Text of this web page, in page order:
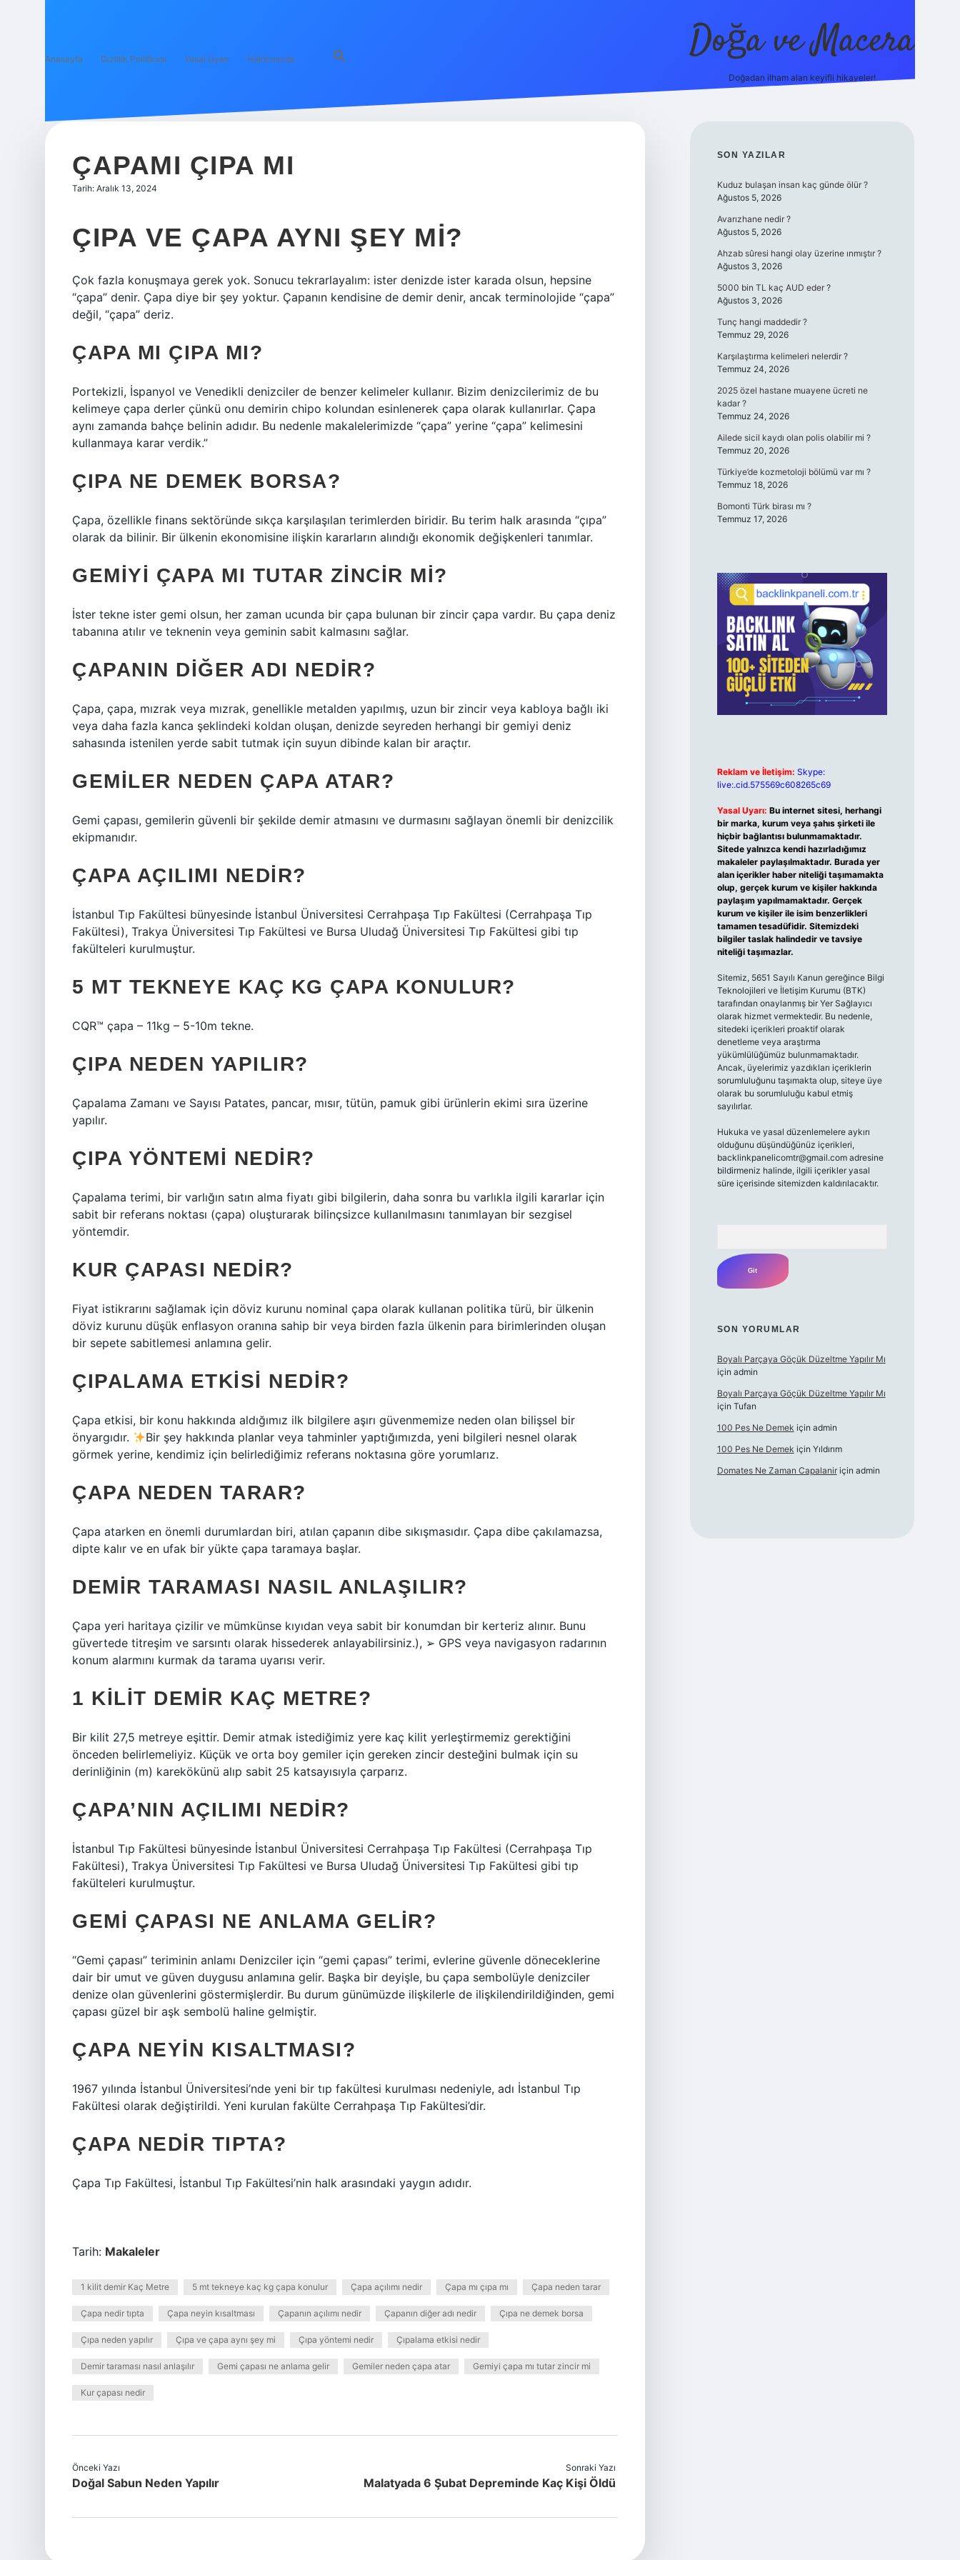
Anasayfa Gizlilik Politikası Yasal Uyarı Hakkımızda Doğa ve Macera
Doğadan ilham alan keyifli hikayeler!
ÇAPAMI ÇIPA MI
Tarih: Aralık 13, 2024
ÇIPA VE ÇAPA AYNI ŞEY MI?
Çok fazla konuşmaya gerek yok. Sonucu tekrarlayalım: ister denizde ister karada olsun, hepsine
“çapa” denir. Çapa diye bir şey yoktur. Çapanın kendisine de demir denir, ancak terminolojide “çapa”
değil, “çapa” deriz.
ÇAPA MI ÇIPA MI?
Portekizli, İspanyol ve Venedikli denizciler de benzer kelimeler kullanır. Bizim denizcilerimiz de bu
kelimeye çapa derler çünkü onu demirin chipo kolundan esinlenerek çapa olarak kullanırlar. Çapa
aynı zamanda bahçe belinin adıdır. Bu nedenle makalelerimizde “çapa” yerine “çapa” kelimesini
kullanmaya karar verdik.”
ÇIPA NE DEMEK BORSA?
Çapa, özellikle finans sektöründe sıkça karşılaşılan terimlerden biridir. Bu terim halk arasında “çıpa”
olarak da bilinir. Bir ülkenin ekonomisine ilişkin kararların alındığı ekonomik değişkenleri tanımlar.
GEMIYI ÇAPA MI TUTAR ZINCIR MI?
İster tekne ister gemi olsun, her zaman ucunda bir çapa bulunan bir zincir çapa vardır. Bu çapa deniz
tabanına atılır ve teknenin veya geminin sabit kalmasını sağlar.
ÇAPANIN DIĞER ADI NEDIR?
Çapa, çapa, mızrak veya mızrak, genellikle metalden yapılmış, uzun bir zincir veya kabloya bağlı iki
veya daha fazla kanca şeklindeki koldan oluşan, denizde seyreden herhangi bir gemiyi deniz
sahasında istenilen yerde sabit tutmak için suyun dibinde kalan bir araçtır.
GEMILER NEDEN ÇAPA ATAR?
Gemi çapası, gemilerin güvenli bir şekilde demir atmasını ve durmasını sağlayan önemli bir denizcilik
ekipmanıdır.
ÇAPA AÇILIMI NEDIR?
İstanbul Tıp Fakültesi bünyesinde İstanbul Üniversitesi Cerrahpaşa Tıp Fakültesi (Cerrahpaşa Tıp
Fakültesi), Trakya Üniversitesi Tıp Fakültesi ve Bursa Uludağ Üniversitesi Tıp Fakültesi gibi tıp
fakülteleri kurulmuştur.
5 MT TEKNEYE KAÇ KG ÇAPA KONULUR?
CQR™ çapa – 11kg – 5-10m tekne.
ÇIPA NEDEN YAPILIR?
Çapalama Zamanı ve Sayısı Patates, pancar, mısır, tütün, pamuk gibi ürünlerin ekimi sıra üzerine
yapılır.
ÇIPA YÖNTEMI NEDIR?
Çapalama terimi, bir varlığın satın alma fiyatı gibi bilgilerin, daha sonra bu varlıkla ilgili kararlar için
sabit bir referans noktası (çapa) oluşturarak bilinçsizce kullanılmasını tanımlayan bir sezgisel
yöntemdir.
KUR ÇAPASI NEDIR?
Fiyat istikrarını sağlamak için döviz kurunu nominal çapa olarak kullanan politika türü, bir ülkenin
döviz kurunu düşük enflasyon oranına sahip bir veya birden fazla ülkenin para birimlerinden oluşan
bir sepete sabitlemesi anlamına gelir.
ÇIPALAMA ETKISI NEDIR?
Çapa etkisi, bir konu hakkında aldığımız ilk bilgilere aşırı güvenmemize neden olan bilişsel bir
önyargıdır.
Bir şey hakkında planlar veya tahminler yaptığımızda, yeni bilgileri nesnel olarak
görmek yerine, kendimiz için belirlediğimiz referans noktasına göre yorumlarız.
ÇAPA NEDEN TARAR?
Çapa atarken en önemli durumlardan biri, atılan çapanın dibe sıkışmasıdır. Çapa dibe çakılamazsa,
dipte kalır ve en ufak bir yükte çapa taramaya başlar.
DEMIR TARAMASI NASIL ANLAŞILIR?
Çapa yeri haritaya çizilir ve mümkünse kıyıdan veya sabit bir konumdan bir kerteriz alınır. Bunu
güvertede titreşim ve sarsıntı olarak hissederek anlayabilirsiniz.), ➢ GPS veya navigasyon radarının
konum alarmını kurmak da tarama uyarısı verir.
1 KILIT DEMIR KAÇ METRE?
Bir kilit 27,5 metreye eşittir. Demir atmak istediğimiz yere kaç kilit yerleştirmemiz gerektiğini
önceden belirlemeliyiz. Küçük ve orta boy gemiler için gereken zincir desteğini bulmak için su
derinliğinin (m) karekökünü alıp sabit 25 katsayısıyla çarparız.
ÇAPA’NIN AÇILIMI NEDIR?
İstanbul Tıp Fakültesi bünyesinde İstanbul Üniversitesi Cerrahpaşa Tıp Fakültesi (Cerrahpaşa Tıp
Fakültesi), Trakya Üniversitesi Tıp Fakültesi ve Bursa Uludağ Üniversitesi Tıp Fakültesi gibi tıp
fakülteleri kurulmuştur.
GEMI ÇAPASI NE ANLAMA GELIR?
“Gemi çapası” teriminin anlamı Denizciler için “gemi çapası” terimi, evlerine güvenle döneceklerine
dair bir umut ve güven duygusu anlamına gelir. Başka bir deyişle, bu çapa sembolüyle denizciler
denize olan güvenlerini göstermişlerdir. Bu durum günümüzde ilişkilerle de ilişkilendirildiğinden, gemi
çapası güzel bir aşk sembolü haline gelmiştir.
ÇAPA NEYIN KISALTMASI?
1967 yılında İstanbul Üniversitesi’nde yeni bir tıp fakültesi kurulması nedeniyle, adı İstanbul Tıp
Fakültesi olarak değiştirildi. Yeni kurulan fakülte Cerrahpaşa Tıp Fakültesi’dir.
ÇAPA NEDIR TIPTA?
Çapa Tıp Fakültesi, İstanbul Tıp Fakültesi’nin halk arasındaki yaygın adıdır.
Tarih: Makaleler
1 kilit demir Kaç Metre 5 mt tekneye kaç kg çapa konulur Çapa açılımı nedir Çapa mı çıpa mı Çapa neden tarar
Çapa nedir tıpta Çapa neyin kısaltması Çapanın açılımı nedir Çapanın diğer adı nedir Çıpa ne demek borsa
Çıpa neden yapılır Çıpa ve çapa aynı şey mi Çıpa yöntemi nedir Çıpalama etkisi nedir
Demir taraması nasıl anlaşılır Gemi çapası ne anlama gelir Gemiler neden çapa atar Gemiyi çapa mı tutar zincir mi
Kur çapası nedir
Önceki Yazı
Doğal Sabun Neden Yapılır
Sonraki Yazı
Malatyada 6 Şubat Depreminde Kaç Kişi Öldü
SIDEBAR
SON YAZILAR
Kuduz bulaşan insan kaç günde ölür ?
Ağustos 5, 2026
Avarızhane nedir ?
Ağustos 5, 2026
Ahzab sûresi hangi olay üzerine ınmıştır ?
Ağustos 3, 2026
5000 bin TL kaç AUD eder ?
Ağustos 3, 2026
Tunç hangi maddedir ?
Temmuz 29, 2026
Karşılaştırma kelimeleri nelerdir ?
Temmuz 24, 2026
2025 özel hastane muayene ücreti ne
kadar ?
Temmuz 24, 2026
Ailede sicil kaydı olan polis olabilir mi ?
Temmuz 20, 2026
Türkiye’de kozmetoloji bölümü var mı ?
Temmuz 18, 2026
Bomonti Türk birası mı ?
Temmuz 17, 2026
Reklam ve İletişim: Skype:
live:.cid.575569c608265c69
Yasal Uyarı: Bu internet sitesi, herhangi
bir marka, kurum veya şahıs şirketi ile
hiçbir bağlantısı bulunmamaktadır.
Sitede yalnızca kendi hazırladığımız
makaleler paylaşılmaktadır. Burada yer
alan içerikler haber niteliği taşımamakta
olup, gerçek kurum ve kişiler hakkında
paylaşım yapılmamaktadır. Gerçek
kurum ve kişiler ile isim benzerlikleri
tamamen tesadüfidir. Sitemizdeki
bilgiler taslak halindedir ve tavsiye
niteliği taşımazlar.
Sitemiz, 5651 Sayılı Kanun gereğince Bilgi
Teknolojileri ve İletişim Kurumu (BTK)
tarafından onaylanmış bir Yer Sağlayıcı
olarak hizmet vermektedir. Bu nedenle,
sitedeki içerikleri proaktif olarak
denetleme veya araştırma
yükümlülüğümüz bulunmamaktadır.
Ancak, üyelerimiz yazdıkları içeriklerin
sorumluluğunu taşımakta olup, siteye üye
olarak bu sorumluluğu kabul etmiş
sayılırlar.
Hukuka ve yasal düzenlemelere aykırı
olduğunu düşündüğünüz içerikleri,
backlinkpanelicomtr@gmail.comadresine
bildirmeniz halinde, ilgili içerikler yasal
süre içerisinde sitemizden kaldırılacaktır.
SON YORUMLAR
Boyalı Parçaya Göçük Düzeltme Yapılır Mı
için admin
Boyalı Parçaya Göçük Düzeltme Yapılır Mı
için Tufan
100 Pes Ne Demek için admin
100 Pes Ne Demek için Yıldırım
Domates Ne Zaman Capalaniriçin admin